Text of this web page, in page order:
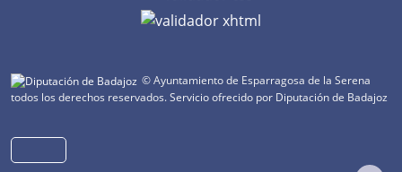
© Ayuntamiento de Esparragosa de la Serena
todos los derechos reservados.Servicio ofrecido por Diputación de Badajoz